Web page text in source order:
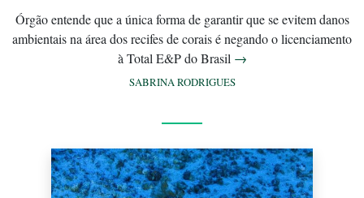
Órgão entende que a única forma de garantir que se evitem danos
ambientais na área dos recifes de corais é negando o licenciamento
à Total E&P do Brasil →
SABRINA RODRIGUES